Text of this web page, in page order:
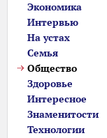
Экономика
Интервью
На устах
Семья
Общество
Здоровье
Интересное
Знаменитости
Технологии